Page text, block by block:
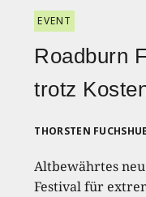
EVENT
Roadburn
trotz
THORSTEN
Altbewährtes
Festival für